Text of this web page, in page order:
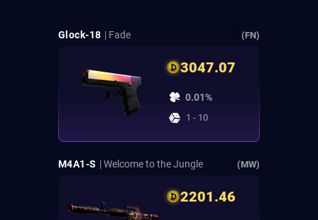
Glock-18 | Fade (FN)
3047.07
0.01%
1 - 10
M4A1-S | Welcome to the Jungle (MW)
2201.46